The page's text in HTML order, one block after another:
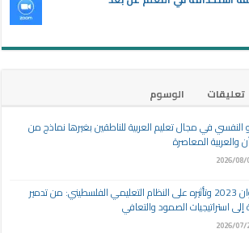
تعليقات
الوسوم
النفسي في مجال تعليم العربية للناطقين بغيرها نماذج من
والعربية المعاصرة
2026/08/
عدوان 2023 وتأثيره على النظام التعليمي الفلسطيني: من تدمير
إلى استراتيجيات الصمود والتعافي
2026/07/